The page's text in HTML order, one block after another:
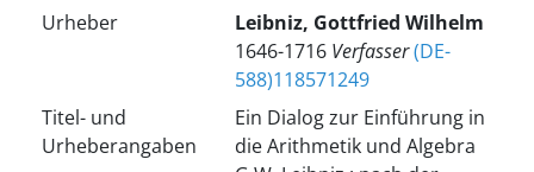
Urheber
Leibniz, Gottfried Wilhelm
1646-1716 Verfasser(DE-
588)118571249
Titel- und
Urheberangaben
Ein Dialog zur Einführung in
die Arithmetik und Algebra